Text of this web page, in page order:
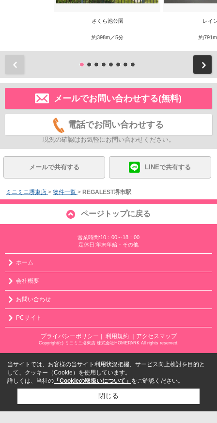
さくら池公園
約398m／5分
レイ
約
メールでお問い合わせする(無料)
電話でお問い合わせする
現況の確認はお気軽にお問い合わせください。
メールで共有する LINEで共有する
ミニミニ堺東店 > 物件一覧 > REGALEST堺市駅
ページトップに戻る
営業時間:10：00～18：00
定休日:年末年始・その他
ホーム
会社概要
お問い合わせ
PCサイト
プライバシーポリシー 利用規約 ｜アクセスマップ
Copyright(c) ミニミニ堺東店 株式会社HOMEPARK All rights reserved.
当サイトでは、お客様の当サイト利用状況把握、サービス向上検討を目的と
して、クッキー（Cookie）を使用しています。
詳しくは、当社の 「Cookieの取扱いについて」 をご確認ください。
閉じる